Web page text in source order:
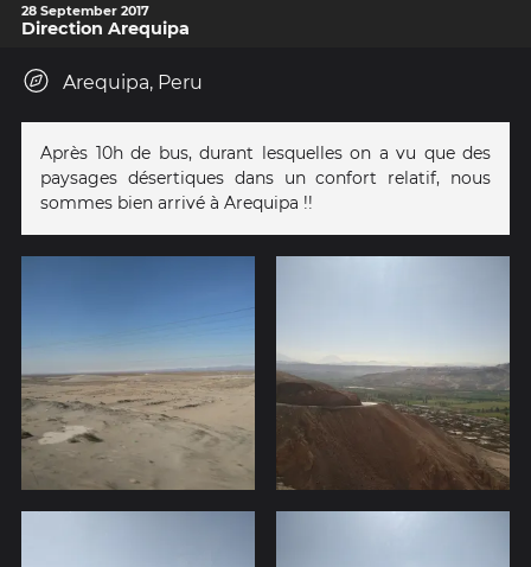
28 September 2017
Direction Arequipa
Arequipa, Peru
Après 10h de bus, durant lesquelles on a vu que des
paysages désertiques dans un confort relatif, nous
sommes bien arrivé à Arequipa !!